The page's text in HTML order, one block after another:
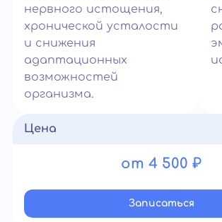
нервного истощения,
хронической усталости
и снижения
адаптационных
возможностей
организма.
Цена
от 4 500 ₽
Записатьcя